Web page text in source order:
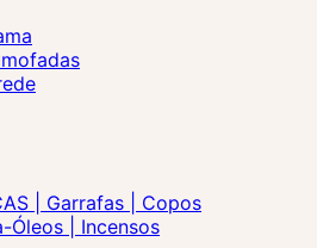
| Garrafas | Copos
Óleos | Incensos